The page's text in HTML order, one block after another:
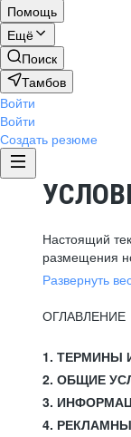
Помощь
Ещё
Поиск
Тамбов
Войти
Войти
Создать резюме
Настоящий
размещения
Развернуть
ОГЛАВЛЕНИЕ
1. ТЕРМИНЫ
2. ОБЩИЕ
3.
4.